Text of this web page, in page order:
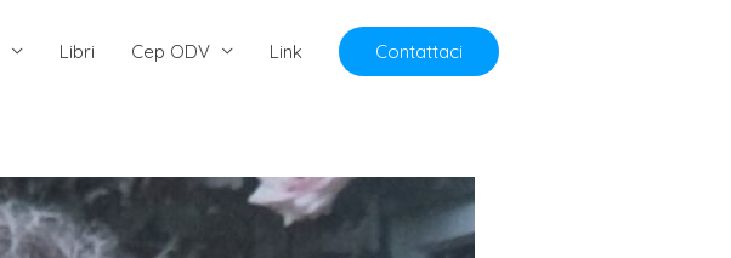
Libri Cep ODV Link Contattaci